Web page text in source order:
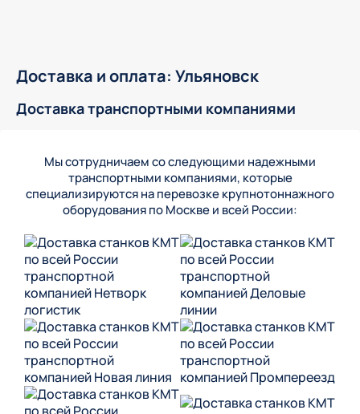
Доставка и оплата: Ульяновск
Доставка транспортными компаниями
Мы сотрудничаем со следующими надежными
транспортными компаниями, которые
специализируются на перевозке крупнотоннажного
оборудования по Москве и всей России: